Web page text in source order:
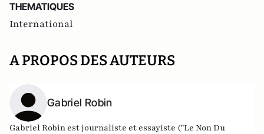
THEMATIQUES
International
A PROPOS DES AUTEURS
Gabriel Robin
Gabriel Robin est journaliste et essayiste ("Le Non Du